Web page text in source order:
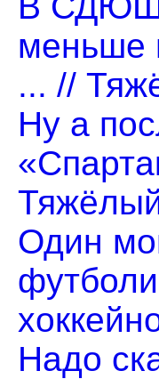
меньше
... //
Ну а
Один
Надо